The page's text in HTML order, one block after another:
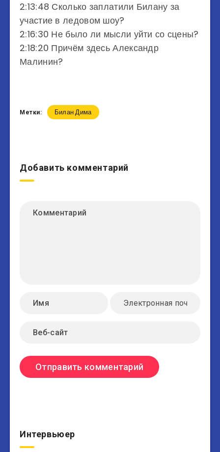
2:13:48 Сколько заплатили Билану за
участие в ледовом шоу?
2:16:30 Не было ли мысли уйти со сцены?
2:18:20 Причём здесь Александр
Малинин?
Метки: Билан Дима
Добавить комментарий
Интервьюер